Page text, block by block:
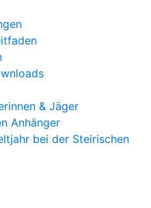
& Jäger
Anhänger
bei der Steirischen